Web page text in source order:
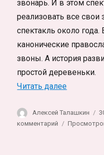
звонарь. И в этом
реализовать все свои
спектакль около года.
канонические
звоны. А история
простой деревеньки.
Читать далее
Автор
Алексей Талашкин
комментарий